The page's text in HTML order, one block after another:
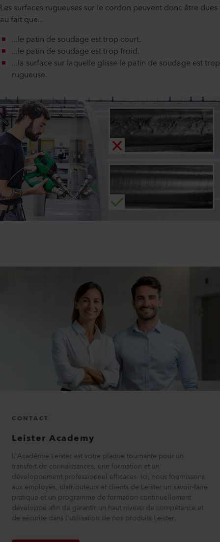
Les surfaces rugueuses sur le cordon peuvent donc être dues
au fait que...
...le patin de soudage est trop court.
...le patin de soudage est trop froid.
...la surface sur laquelle glisse le patin de soudage est trop
rugueuse.
CONTACT
Leister Academy
L'Académie Leister est votre plaque tournante pour un
transfert de connaissances, une formation et un
développement professionnel efficaces. Ici, nous fournissons
aux employés, distributeurs et clients de Leister un savoir-faire
pratique et un programme de formation continuellement
développé afin de garantir un haut niveau de compétence et
de sécurité dans l'utilisation de nos produits Leister.